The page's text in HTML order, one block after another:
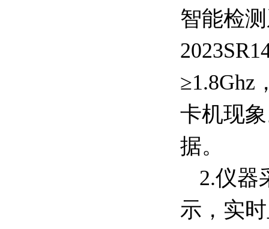
智能检
≥1.8Ghz
卡机现
据。
2.仪器
示，实